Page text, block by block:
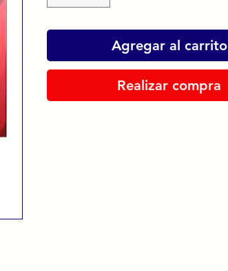
Agregar al carrito
Realizar compra